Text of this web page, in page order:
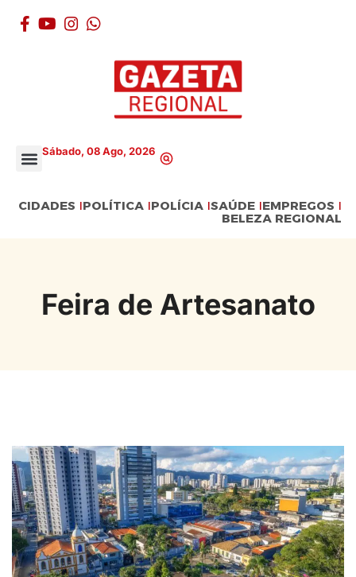
Sábado, 08 Ago, 2026
CIDADES POLÍTICA POLÍCIA SAÚDE EMPREGOS
BELEZA REGIONAL
Feira de Artesanato